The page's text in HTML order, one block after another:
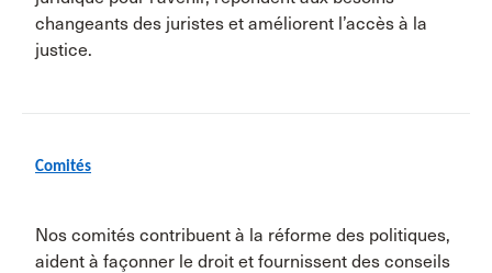
changeants des juristes et améliorent l’accès à la
justice.
Comités
Nos comités contribuent à la réforme des politiques,
aident à façonner le droit et fournissent des conseils